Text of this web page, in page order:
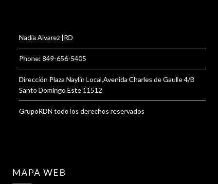
Nadia Alvarez |RD
Phone: 849-656-5405
Dirección Plaza Naylin Local,Avenida Charles de Gaulle 4/B
Santo Domingo Este 11512
GrupoRDN todo los derechos reservados
MAPA WEB